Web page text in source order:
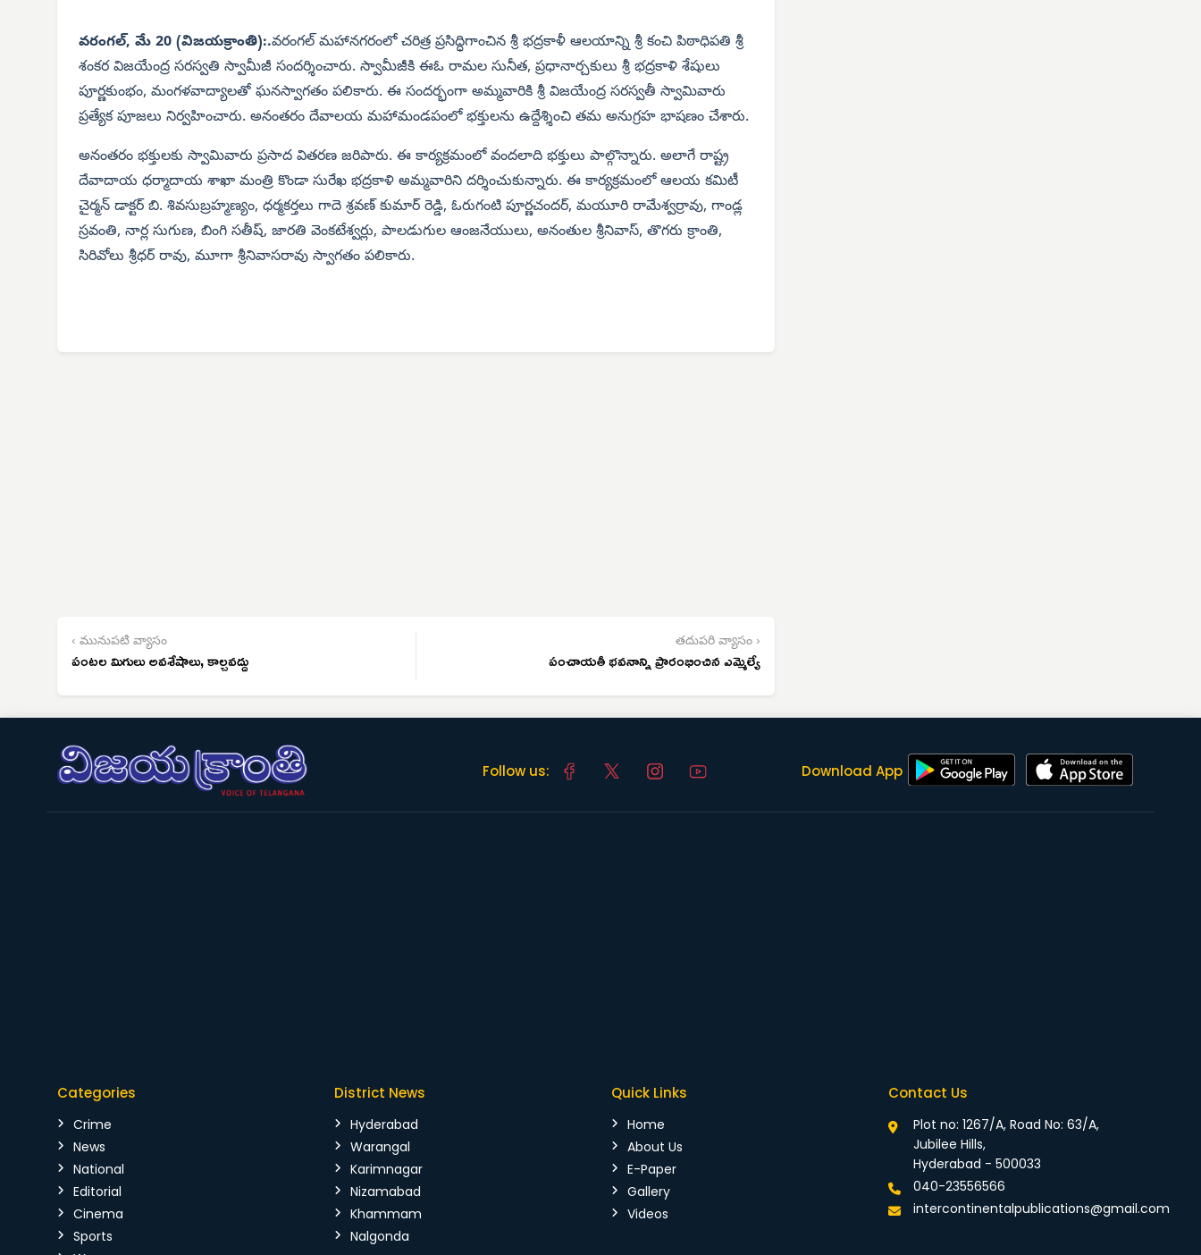
వరంగల్, మే 20 (విజయక్రాంతి):.వరంగల్ మహానగరంలో చరిత్ర ప్రసిద్ధిగాంచిన శ్రీ భద్రకాళీ ఆలయాన్ని శ్రీ కంచి పిఠాధిపతి శ్రీ
శంకర విజయేంద్ర సరస్వతి స్వామీజీ సందర్శించారు. స్వామీజీకి ఈఓ రామల సునీత, ప్రధానార్చకులు శ్రీ భద్రకాళి శేషులు
పూర్ణకుంభం, మంగళవాద్యాలతో ఘనస్వాగతం పలికారు. ఈ సందర్భంగా అమ్మవారికి శ్రీ విజయేంద్ర సరస్వతీ స్వామివారు
ప్రత్యేక పూజలు నిర్వహించారు. అనంతరం దేవాలయ మహామండపంలో భక్తులను ఉద్దేశ్శించి తమ అనుగ్రహ భాషణం చేశారు.
అనంతరం భక్తులకు స్వామివారు ప్రసాద వితరణ జరిపారు. ఈ కార్యక్రమంలో వందలాది భక్తులు పాల్గొన్నారు. అలాగే రాష్ట్ర
దేవాదాయ ధర్మాదాయ శాఖా మంత్రి కొండా సురేఖ భద్రకాళి అమ్మవారిని దర్శించుకున్నారు. ఈ కార్యక్రమంలో ఆలయ కమిటీ
చైర్మన్ డాక్టర్ బి. శివసుబ్రహ్మణ్యం, ధర్మకర్తలు గాదె శ్రవణ్ కుమార్ రెడ్డి, ఓరుగంటి పూర్ణచందర్, మయూరి రామేశ్వర్రావు, గాండ్ల
స్రవంతి, నార్ల సుగుణ, బింగి సతీష్, జారతి వెంకటేశ్వర్లు, పాలడుగుల ఆంజనేయులు, అనంతుల శ్రీనివాస్, తొగరు క్రాంతి,
సిరివోలు శ్రీధర్ రావు, మూగా శ్రీనివాసరావు స్వాగతం పలికారు.
‹ మునుపటి వ్యాసం
పంటల మిగులు అవశేషాలు, కాల్చవద్దు
తదుపరి వ్యాసం ›
పంచాయతీ భవనాన్ని ప్రారంభించిన ఎమ్మెల్యే
Follow us: Download App
Categories
Crime
News
National
Editorial
Cinema
Sports
District News
Hyderabad
Warangal
Karimnagar
Nizamabad
Khammam
Nalgonda
Quick Links
Home
About Us
E-Paper
Gallery
Videos
Contact Us
Plot no: 1267/A, Road No: 63/A,
Jubilee Hills,
Hyderabad - 500033
040-23556566
intercontinentalpublications@gmail.com